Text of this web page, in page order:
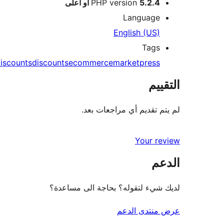
PHP version 5.2.4 أو أعلى
Language
English (US)
Tags
discountsecommercemarketpress
التقييم
لم يتم تقديم أي مراجعات بعد.
Your review
الدعم
لديك شيء لتقوله؟ بحاجة الى مساعدة؟
عرض منتدى الدعم